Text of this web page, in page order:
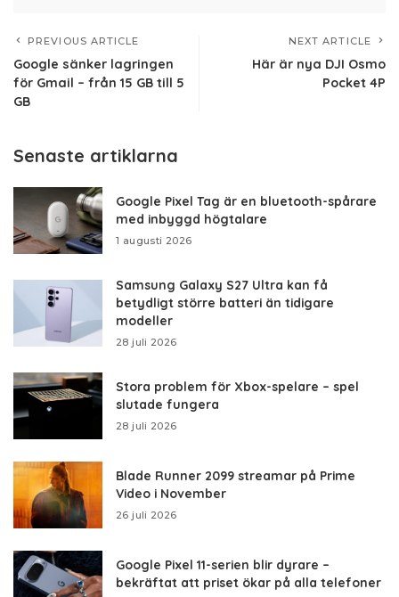
PREVIOUS ARTICLE
Google sänker lagringen
för Gmail – från 15 GB till 5
GB
NEXT ARTICLE
Här är nya DJI Osmo
Pocket 4P
Senaste artiklarna
Google Pixel Tag är en bluetooth-spårare
med inbyggd högtalare
1 augusti 2026
Samsung Galaxy S27 Ultra kan få
betydligt större batteri än tidigare
modeller
28 juli 2026
Stora problem för Xbox-spelare – spel
slutade fungera
28 juli 2026
Blade Runner 2099 streamar på Prime
Video i November
26 juli 2026
Google Pixel 11-serien blir dyrare –
bekräftat att priset ökar på alla telefoner